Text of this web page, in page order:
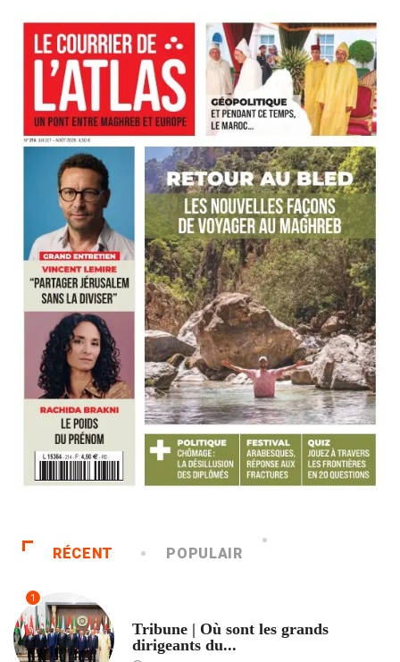
RÉCENT POPULAIR
1
Tribune | Où sont les grands
dirigeants du...